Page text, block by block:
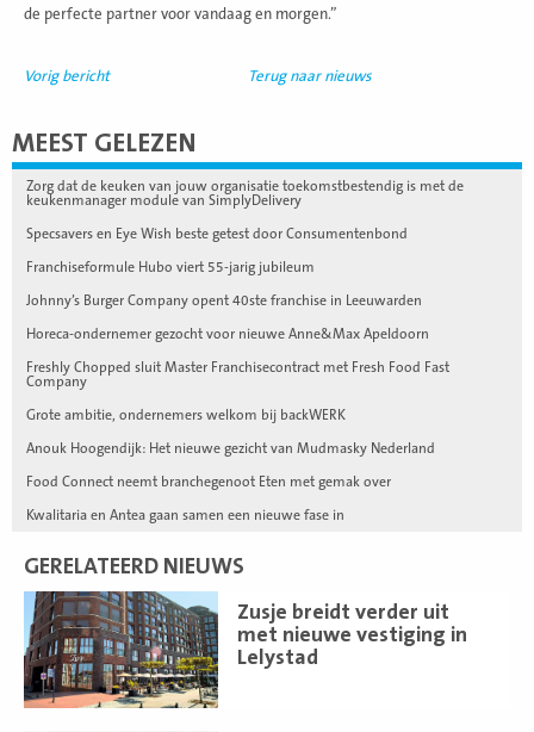
de perfecte partner voor vandaag en morgen.”
Vorig bericht Terug naar nieuws
MEEST GELEZEN
Zorg dat de keuken van jouw organisatie toekomstbestendig is met de
keukenmanager module van SimplyDelivery
Specsavers en Eye Wish beste getest door Consumentenbond
Franchiseformule Hubo viert 55-jarig jubileum
Johnny’s Burger Company opent 40ste franchise in Leeuwarden
Horeca-ondernemer gezocht voor nieuwe Anne&Max Apeldoorn
Freshly Chopped sluit Master Franchisecontract met Fresh Food Fast
Company
Grote ambitie, ondernemers welkom bij backWERK
Anouk Hoogendijk: Het nieuwe gezicht van Mudmasky Nederland
Food Connect neemt branchegenoot Eten met gemak over
Kwalitaria en Antea gaan samen een nieuwe fase in
GERELATEERD NIEUWS
Zusje breidt verder uit
met nieuwe vestiging in
Lelystad
Lees
meer